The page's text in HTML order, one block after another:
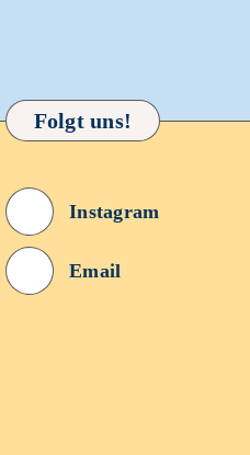
Folgt uns!
Instagram
Email